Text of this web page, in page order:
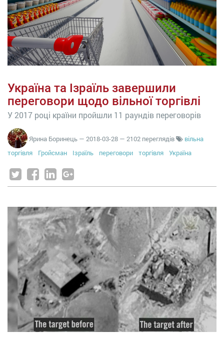
Україна та Ізраїль завершили
переговори щодо вільної торгівлі
У 2017 році країни пройшли 11 раундів переговорів
Ярина Боринець — 2018-03-28 — 2102 переглядів
вільна
торгівля
Гройсман Ізраїль переговори торгівля Україна